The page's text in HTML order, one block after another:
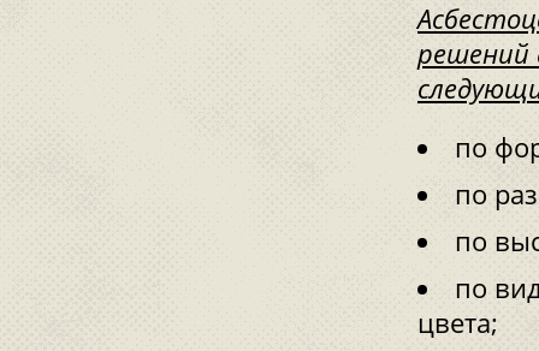
решений
по
по
по
по
цвета;